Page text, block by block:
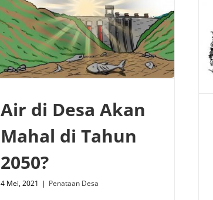
Air di Desa Akan
Mahal di Tahun
2050?
4 Mei, 2021 | Penataan Desa